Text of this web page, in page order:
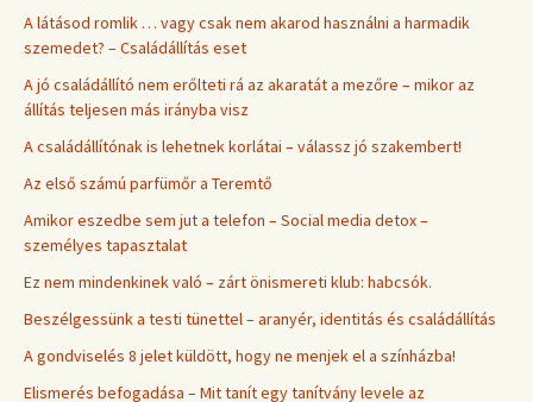
A látásod romlik … vagy csak nem akarod használni a harmadik
szemedet? – Családállítás eset
A jó családállító nem erőlteti rá az akaratát a mezőre – mikor az
állítás teljesen más irányba visz
A családállítónak is lehetnek korlátai – válassz jó szakembert!
Az első számú parfümőr a Teremtő
Amikor eszedbe sem jut a telefon – Social media detox –
személyes tapasztalat
Ez nem mindenkinek való – zárt önismereti klub: habcsók.
Beszélgessünk a testi tünettel – aranyér, identitás és családállítás
A gondviselés 8 jelet küldött, hogy ne menjek el a színházba!
Elismerés befogadása – Mit tanít egy tanítvány levele az